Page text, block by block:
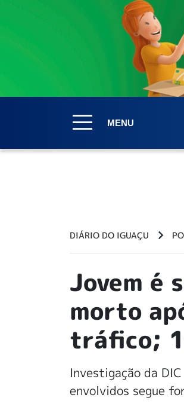
MENU
DIÁRIO DO IGUAÇU
Jovem é
morto
tráfico;
Investigação da
envolvidos segue